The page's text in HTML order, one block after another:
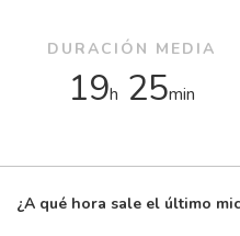
DURACIÓN MEDIA
19h 25min
¿A qué hora sale el último